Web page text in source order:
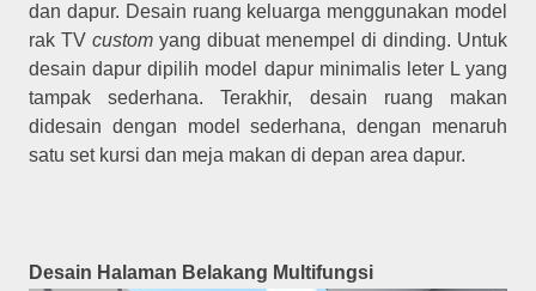
dan dapur. Desain ruang keluarga menggunakan model
rak TVcustom yang dibuat menempel di dinding. Untuk
desain dapur dipilih model dapur minimalis leter L yang
tampak sederhana. Terakhir, desain ruang makan
didesain dengan model sederhana, dengan menaruh
satu set kursi dan meja makan di depan area dapur.
Desain Halaman Belakang Multifungsi